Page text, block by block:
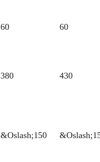
60 60
380 430
&Oslash;150